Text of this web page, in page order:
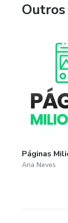
Páginas
Ana Neves